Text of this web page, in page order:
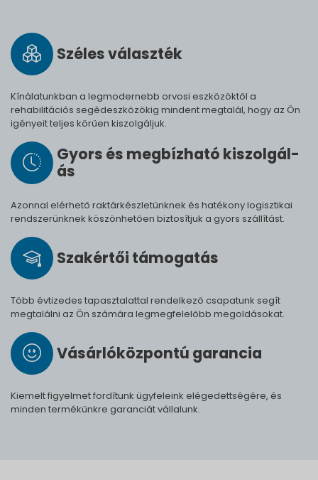
Széles vá­lasz­ték
Kínálatunkban a legmodernebb orvosi eszközöktől a
rehabilitációs segédeszközökig mindent megtalál, hogy az Ön
igényeit teljes körűen kiszolgáljuk.
Gyors és meg­bíz­ha­tó ki­szol­gál­
ás
Azonnal elérhető raktárkészletünknek és hatékony logisztikai
rendszerünknek köszönhetően biztosítjuk a gyors szállítást.
Szak­értői tá­mo­ga­tás
Több évtizedes tapasztalattal rendelkező csapatunk segít
megtalálni az Ön számára legmegfelelőbb megoldásokat.
Vásárló­köz­pontú ga­ran­cia
Kiemelt figyelmet fordítunk ügyfeleink elégedettségére, és
minden termékünkre garanciát vállalunk.